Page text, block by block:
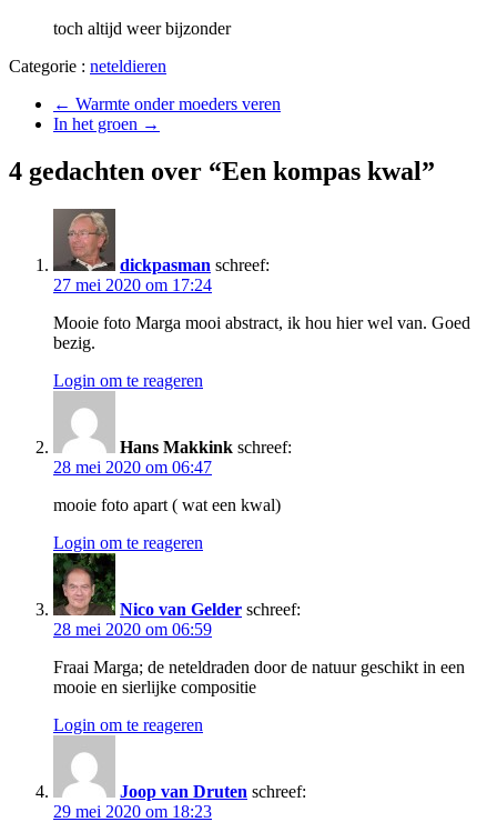
toch altijd weer bijzonder
Categorie : neteldieren
← Warmte onder moeders veren
In het groen →
4 gedachten over “Een kompas kwal”
dickpasman schreef:
27 mei 2020 om 17:24
Mooie foto Marga mooi abstract, ik hou hier wel van. Goed
bezig.
Login om te reageren
Hans Makkink schreef:
28 mei 2020 om 06:47
mooie foto apart ( wat een kwal)
Login om te reageren
Nico van Gelder schreef:
28 mei 2020 om 06:59
Fraai Marga; de neteldraden door de natuur geschikt in een
mooie en sierlijke compositie
Login om te reageren
Joop van Druten schreef:
29 mei 2020 om 18:23